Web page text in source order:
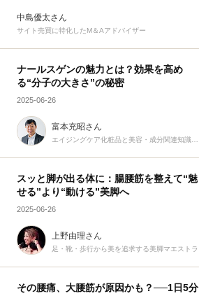
中島優太さん
サイト売買に特化したM＆Aアドバイザー
ナールスゲンの魅力とは？効果を高め
る“分子の大きさ”の秘密
2025-06-26
富本充昭さん
スッと脚が出る体に：腸腰筋を整えて“魅
せる”より“動ける”美脚へ
2025-06-26
上野由理さん
足・靴・歩行から美を追求する美脚マエストラ
その腰痛、大腰筋が原因かも？──1日5分